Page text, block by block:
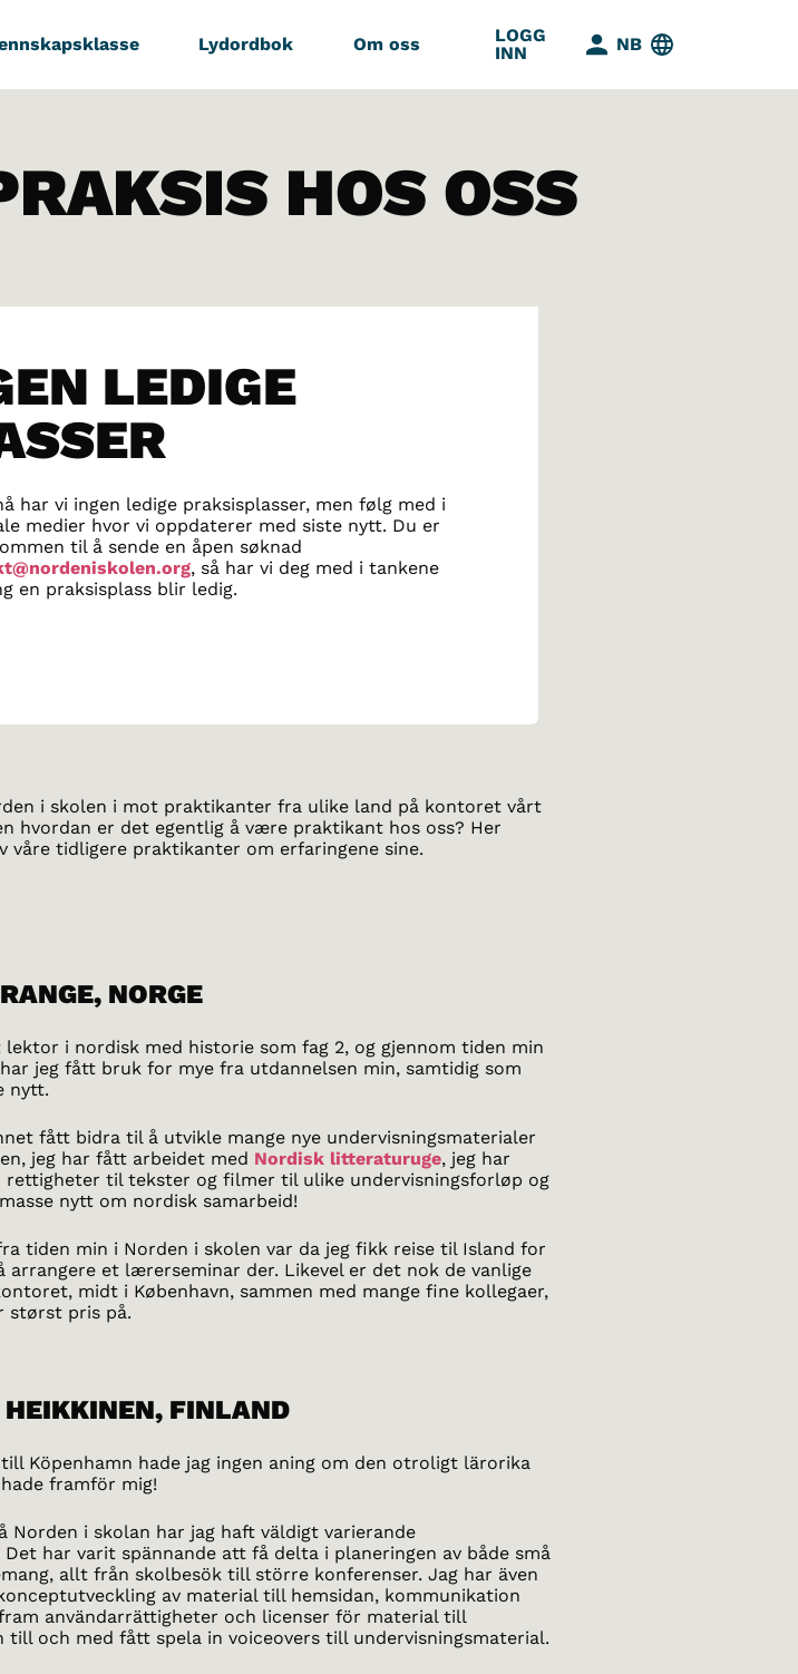
Lydordbok Om oss
LOGG
INN
NB
HOS OSS
LEDIGE
har vi ingen ledige praksisplasser, men følg med i
medier hvor vi oppdaterer med siste nytt. Du er
til å sende en åpen søknad
, så har vi deg med i tankene
en praksisplass blir ledig.
i skolen i mot praktikanter fra ulike land på kontoret vårt
hvordan er det egentlig å være praktikant hos oss? Her
våre tidligere praktikanter om erfaringene sine.
NORGE
i nordisk med historie som fag 2, og gjennom tiden min
jeg fått bruk for mye fra utdannelsen min, samtidig som
nytt.
fått bidra til å utvikle mange nye undervisningsmaterialer
jeg har fått arbeidet med Nordisk litteraturuge, jeg har
til tekster og filmer til ulike undervisningsforløp og
nytt om nordisk samarbeid!
tiden min i Norden i skolen var da jeg fikk reise til Island for
arrangere et lærerseminar der. Likevel er det nok de vanlige
midt i København, sammen med mange fine kollegaer,
størst pris på.
FINLAND
Köpenhamn hade jag ingen aning om den otroligt lärorika
framför mig!
Norden i skolan har jag haft väldigt varierande
har varit spännande att få delta i planeringen av både små
allt från skolbesök till större konferenser. Jag har även
av material till hemsidan, kommunikation
användarrättigheter och licenser för material till
och med fått spela in voiceovers till undervisningsmaterial.